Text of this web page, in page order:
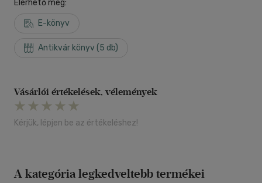
Elérhető még:
E-könyv
Antikvár könyv (5 db)
Vásárlói értékelések, vélemények
Kérjük, lépjen be az értékeléshez!
A kategória legkedveltebb termékei